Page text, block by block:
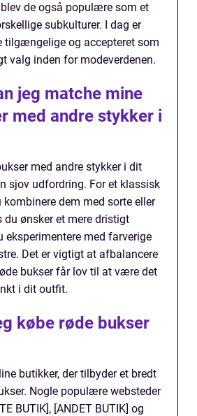
de også populære som et
subkulturer. I dag er
tilgængelige og accepteret som
valg inden for modeverdenen.
jeg matche mine
med andre stykker i
med andre stykker i dit
sjov udfordring. For et klassisk
kombinere dem med sorte eller
du ønsker et mere dristigt
eksperimentere med farverige
Det er vigtigt at afbalancere
bukser får lov til at være det
i dit outfit.
købe røde bukser
butikker, der tilbyder et bredt
Nogle populære websteder
BUTIK], [ANDET BUTIK] og